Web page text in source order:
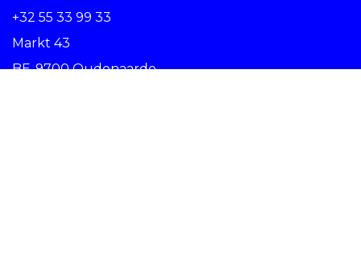
+32 55 33 99 33
Markt 43
BE-9700 Oudenaarde